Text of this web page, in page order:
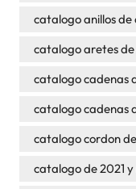
catalogo anillos
catalogo aretes
catalogo cadenas
catalogo cadenas
catalogo cordon
catalogo de 2021